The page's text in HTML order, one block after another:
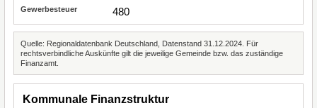
480
Quelle: Regionaldatenbank Deutschland, Datenstand 31.12.2024. Für
rechtsverbindliche Auskünfte gilt die jeweilige Gemeinde bzw. das zuständige
Finanzamt.
Kommunale Finanzstruktur